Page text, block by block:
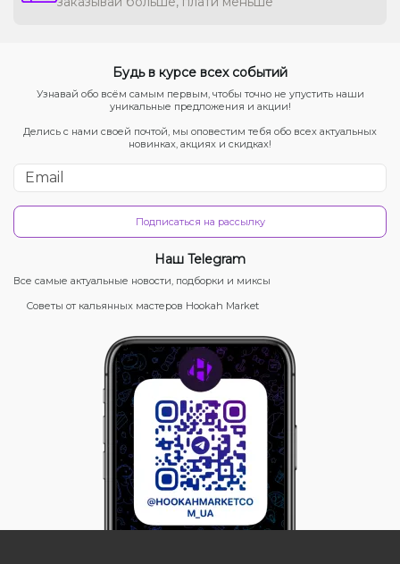
Будь в курсе всех событий
Узнавай обо всём самым первым, чтобы точно не упустить наши
уникальные предложения и акции!
Делись с нами своей почтой, мы оповестим тебя обо всех актуальных
новинках, акциях и скидках!
Подписаться на рассылку
Наш Telegram
Все самые актуальные новости, подборки и миксы
Советы от кальянных мастеров Hookah Market